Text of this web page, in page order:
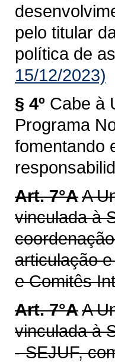
pelo titular
política de
15/12/2023)
§ 4º Cabe à
Programa
fomentando
Art. 7°AA
vinculada à
articulação
e Comitês
Art. 7°AA
vinculada à
- SEJUF,